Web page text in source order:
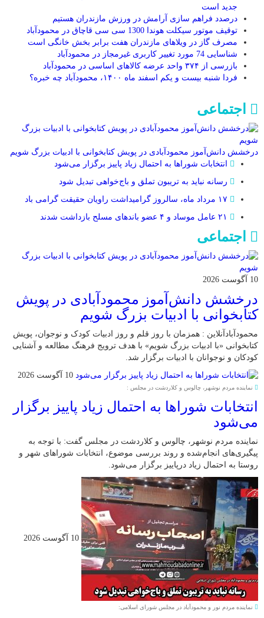
جدید است
درصدد فراهم سازی آرامش در ورزش مازندران هستیم
توقیف موتور سیکلت هوندا 1300 سی سی قاچاق در محمودآباد
مصرف گاز در ویلاهای مازندران هفت برابر بخش خانگی است
شناسایی 74 مورد تغییر کاربری غیرمجاز در محمودآباد
بازرسی از ۳۷۴ واحد عرضه کالاهای اساسی در محمودآباد
فردا شنبه بیست و یکم اسفند ماه ۱۴۰۰، محمودآباد چه خبره؟
اجتماعی
درخشش دانش‌آموز محمودآبادی در پویش کتابخوانی با ادبیات بزرگ شویم
انتخابات شوراها به احتمال زیاد پاییز برگزار می‌شود
رسانه نباید به تریبون تملق و باج‌خواهی تبدیل شود
اجتماعی
10 آگوست 2026
درخشش دانش‌آموز محمودآبادی در پویش
کتابخوانی با ادبیات بزرگ شویم
محمودآبادآنلاین : همزمان با روز قلم و روز ادبیات کودک و نوجوان، پویش
کتابخوانی «با ادبیات بزرگ شویم» با هدف ترویج فرهنگ مطالعه و آشنایی
کودکان و نوجوانان با ادبیات برگزار شد.
10 آگوست 2026
نماینده مردم نوشهر، چالوس و کلاردشت در مجلس :
انتخابات شوراها به احتمال زیاد پاییز برگزار
می‌شود
نماینده مردم نوشهر، چالوس و کلاردشت در مجلس گفت: با توجه به
پیگیری‌های انجام‌شده و روند بررسی موضوع، انتخابات شوراهای شهر و
روستا به احتمال زیاد درپاییز برگزار می‌شود.
10 آگوست 2026
نماینده مردم نور و محمودآباد در مجلس شورای اسلامی: